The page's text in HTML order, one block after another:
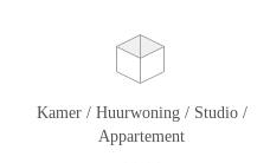
Kamer / Huurwoning / Studio /
Appartement